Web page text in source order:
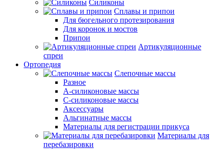
Силиконы
Сплавы и припои
Для бюгельного протезирования
Для коронок и мостов
Припои
Артикуляционные
спреи
Ортопедия
Слепочные массы
Разное
А-силиконовые массы
С-силиконовые массы
Аксессуары
Альгинатные массы
Материалы для регистрации прикуса
Материалы для
перебазировки